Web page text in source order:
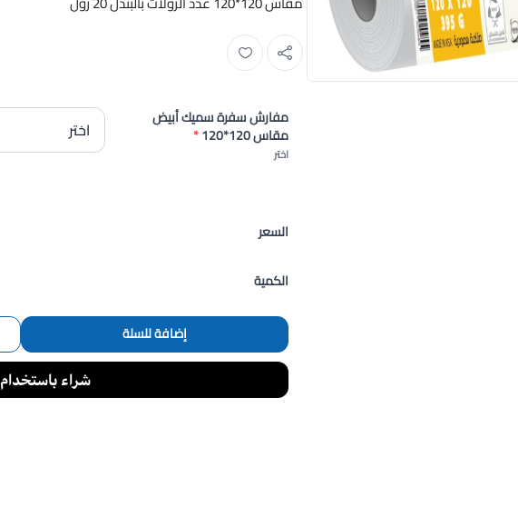
مفارش سفرة سميك أبيض
مقاس 120*120 *
اختر
السعر
الكمية
إضافة للسلة